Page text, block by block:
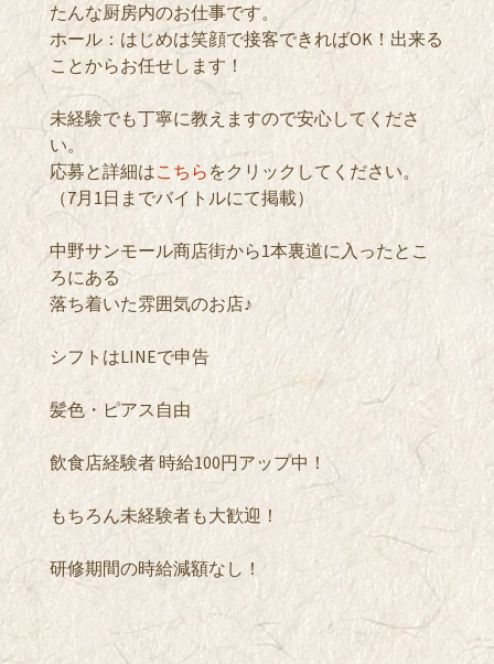
たんな厨房内のお仕事です。
ホール：はじめは笑顔で接客できればOK！出来る
ことからお任せします！
未経験でも丁寧に教えますので安心してくださ
い。
応募と詳細はこちら をクリックしてください。
（7月1日までバイトルにて掲載）
中野サンモール商店街から1本裏道に入ったとこ
ろにある
落ち着いた雰囲気のお店♪
シフトはLINEで申告
髪色・ピアス自由
飲食店経験者 時給100円アップ中！
もちろん未経験者も大歓迎！
研修期間の時給減額なし！